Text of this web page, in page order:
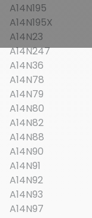
A14N195
A14N195X
A14N23
A14N247
A14N36
A14N78
A14N79
A14N80
A14N82
A14N88
A14N90
A14N91
A14N92
A14N93
A14N97